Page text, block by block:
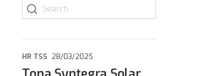
HR TSS 28/03/2025